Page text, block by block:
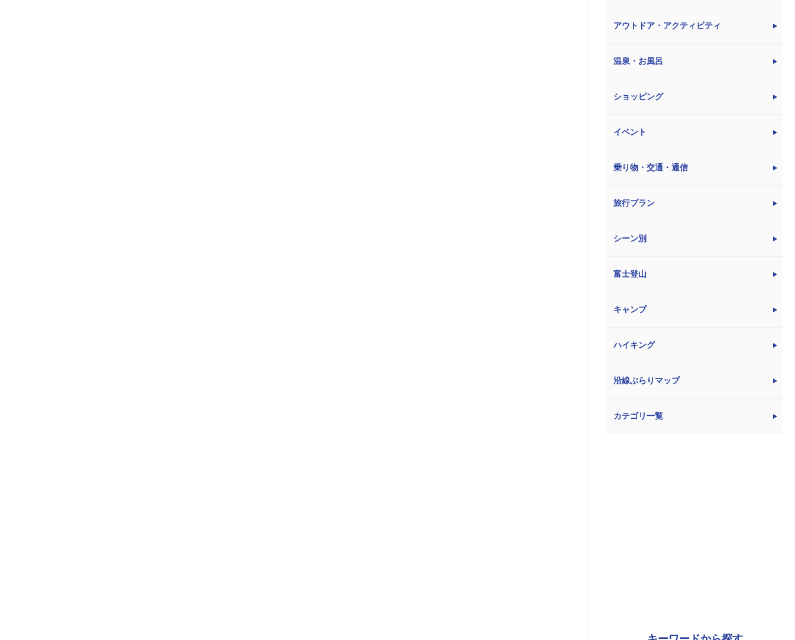
アウトドア・アクティビティ
温泉・お風呂
ショッピング
イベント
乗り物・交通・通信
旅行プラン
シーン別
富士登山
キャンプ
ハイキング
沿線ぶらりマップ
カテゴリ一覧